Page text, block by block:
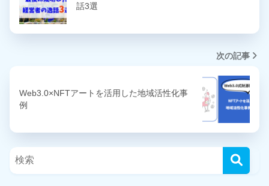
話3選
次の記事
Web3.0×NFTアートを活用した地域活性化事
例